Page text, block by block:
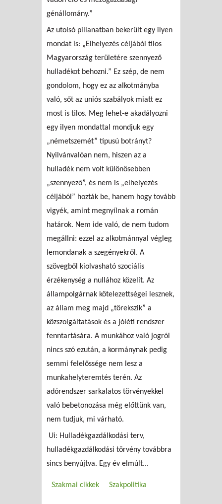
génállomány.”
Az utolsó pillanatban bekerült egy ilyen
mondat is: „Elhelyezés céljából tilos
Magyarország területére szennyező
hulladékot behozni.” Ez szép, de nem
gondolom, hogy ez az alkotmányba
való, sőt az uniós szabályok miatt ez
most is tilos. Meg lehet-e akadályozni
egy ilyen mondattal mondjuk egy
„németszemét” típusú botrányt?
Nyilvánvalóan nem, hiszen az a
hulladék nem volt különösebben
„szennyező”, és nem is „elhelyezés
céljából” hozták be, hanem hogy tovább
vigyék, amint megnyílnak a román
határok. Nem ide való, de nem tudom
megállni: ezzel az alkotmánnyal végleg
lemondanak a szegényekről. A
szövegből kiolvasható szociális
érzékenység a nullához közelít. Az
állampolgárnak kötelezettségei lesznek,
az állam meg majd „törekszik” a
közszolgáltatások és a jóléti rendszer
fenntartására. A munkához való jogról
nincs szó ezután, a kormánynak pedig
semmi felelőssége nem lesz a
munkahelyteremtés terén. Az
adórendszer sarkalatos törvényekkel
való bebetonozása még előttünk van,
nem tudjuk, mi várható.
Ui: Hulladékgazdálkodási terv,
hulladékgazdálkodási törvény továbbra
sincs benyújtva. Egy év elmúlt...
Szakmai cikkek Szakpolitika